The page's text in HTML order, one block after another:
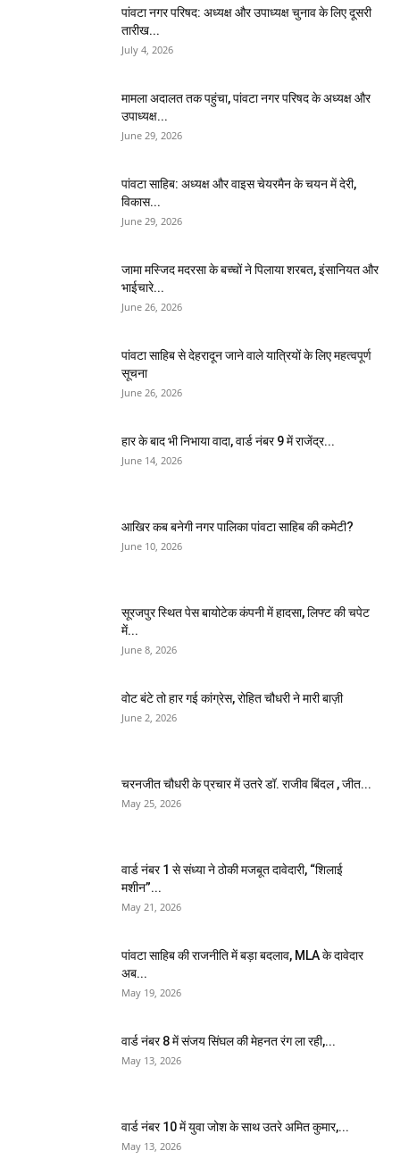
पांवटा नगर परिषद: अध्यक्ष और उपाध्यक्ष चुनाव के लिए दूसरी
तारीख...
July 4, 2026
मामला अदालत तक पहुंचा, पांवटा नगर परिषद के अध्यक्ष और
उपाध्यक्ष...
June 29, 2026
पांवटा साहिब: अध्यक्ष और वाइस चेयरमैन के चयन में देरी,
विकास...
June 29, 2026
जामा मस्जिद मदरसा के बच्चों ने पिलाया शरबत, इंसानियत और
भाईचारे...
June 26, 2026
पांवटा साहिब से देहरादून जाने वाले यात्रियों के लिए महत्वपूर्ण
सूचना
June 26, 2026
हार के बाद भी निभाया वादा, वार्ड नंबर 9 में राजेंद्र...
June 14, 2026
आखिर कब बनेगी नगर पालिका पांवटा साहिब की कमेटी?
June 10, 2026
सूरजपुर स्थित पेस बायोटेक कंपनी में हादसा, लिफ्ट की चपेट
में...
June 8, 2026
वोट बंटे तो हार गई कांग्रेस, रोहित चौधरी ने मारी बाज़ी
June 2, 2026
चरनजीत चौधरी के प्रचार में उतरे डॉ. राजीव बिंदल , जीत...
May 25, 2026
वार्ड नंबर 1 से संध्या ने ठोकी मजबूत दावेदारी, “शिलाई
मशीन”...
May 21, 2026
पांवटा साहिब की राजनीति में बड़ा बदलाव, MLA के दावेदार
अब...
May 19, 2026
वार्ड नंबर 8 में संजय सिंघल की मेहनत रंग ला रही,...
May 13, 2026
वार्ड नंबर 10 में युवा जोश के साथ उतरे अमित कुमार,...
May 13, 2026